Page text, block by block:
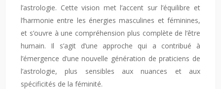
l’astrologie. Cette vision met l’accent sur l’équilibre et
l’harmonie entre les énergies masculines et féminines,
et s’ouvre à une compréhension plus complète de l’être
humain. Il s’agit d’une approche qui a contribué à
l’émergence d’une nouvelle génération de praticiens de
l’astrologie, plus sensibles aux nuances et aux
spécificités de la féminité.